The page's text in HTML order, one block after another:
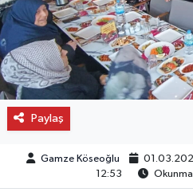
Paylaş
Gamze Köseoğlu
12:53